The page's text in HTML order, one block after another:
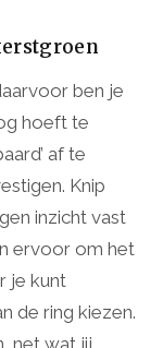
ben je
hoeft te
af te
Knip
inzicht vast
ervoor om het
je kunt
de ring kiezen.
net wat jij